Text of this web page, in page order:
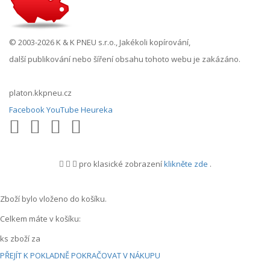
© 2003-2026 K & K PNEU s.r.o., Jakékoli kopírování,
další publikování nebo šíření obsahu tohoto webu je zakázáno.
platon.kkpneu.cz
FacebookYouTube Heureka
pro klasické zobrazeníklikněte zde .
Zboží bylo vloženo do košíku.
Celkem máte v košíku:
ks zboží za
PŘEJÍT K POKLADNĚPOKRAČOVAT V NÁKUPU